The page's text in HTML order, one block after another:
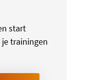
start
trainingen